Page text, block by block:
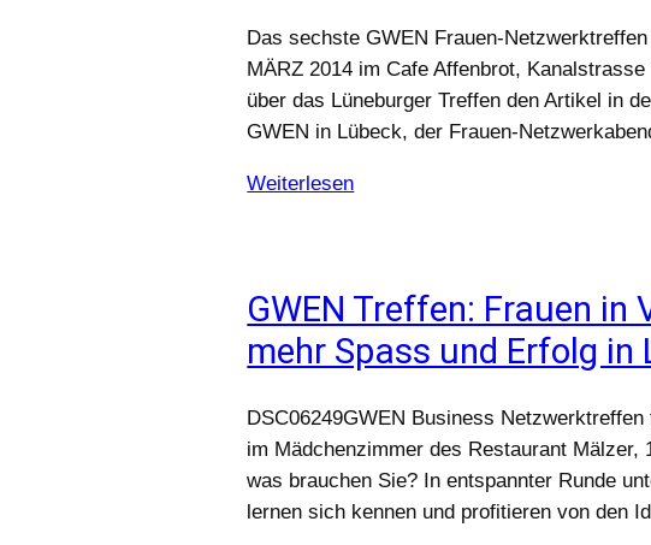
Das sechste GWEN Frauen-
MÄRZ 2014 im Cafe Affenbrot,
über das Lüneburger Treffen den Artikel in
GWEN in Lübeck, der Frauen-
Weiterlesen
GWEN Treffen: Frauen in
mehr Spass und Erfolg in
DSC06249GWEN Business
im Mädchenzimmer des Restaurant Mälzer,
was brauchen Sie? In entspannter Runde
lernen sich kennen und profitieren von den